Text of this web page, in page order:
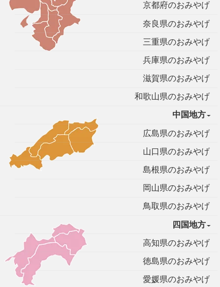
京都府のおみやげ
奈良県のおみやげ
三重県のおみやげ
兵庫県のおみやげ
滋賀県のおみやげ
和歌山県のおみやげ
中国地方
広島県のおみやげ
山口県のおみやげ
島根県のおみやげ
岡山県のおみやげ
鳥取県のおみやげ
四国地方
高知県のおみやげ
徳島県のおみやげ
愛媛県のおみやげ